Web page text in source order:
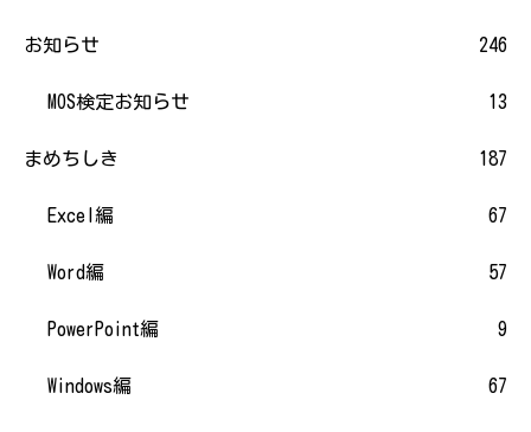
お知らせ 246
MOS検定お知らせ 13
まめちしき 187
Excel編 67
Word編 57
PowerPoint編 9
Windows編 67